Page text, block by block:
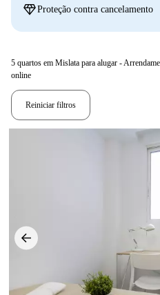
diamondProteção contra cancelamento
5 quartos em Mislata para alugar -
online
Reiniciar filtros